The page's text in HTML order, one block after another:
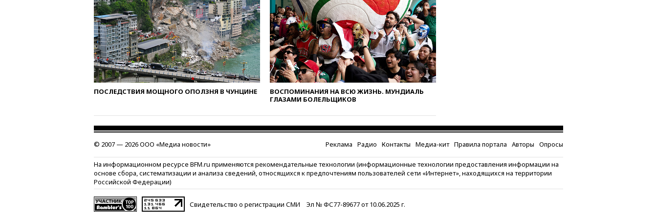
наличие трещин
вчера, 17:35 В Казани
пятилетний ребенок погиб при
падении из окна десятого
этажа
вчера, 17:17Bloomberg:
киберкомандование США
расследует серию
вчера, 17:00
вчера, 16:50В Братиславе
загорелся крупнейший НПЗ
вчера, 16:45«Яблоко» подаст
иск к депутату Госдумы
еще шесть гимнастов сборной
ПОСЛЕДСТВИЯ МОЩНОГО ОПОЛЗНЯ В ЧУНЦИНЕ
ВОСПОМИНАНИЯ НА ВСЮ ЖИЗНЬ. МУНДИАЛЬ
ГЛАЗАМИ БОЛЕЛЬЩИКОВ
© 2007 — 2026 ООО «Медиа новости» Реклама Радио Контакты Медиа-кит Правила портала Авторы Опросы
На информационном ресурсе BFM.ru применяются рекомендательные технологии (информационные технологии предоставления информации на
основе сбора, систематизации и анализа сведений, относящихся к предпочтениям пользователей сети «Интернет», находящихся на территории
Российской Федерации)
Свидетельство о регистрации СМИ Эл № ФС77-89677 от 10.06.2025 г.